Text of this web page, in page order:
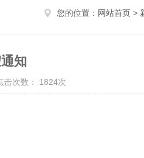
您的位置： 网站首页 >
知
次数： 1824次